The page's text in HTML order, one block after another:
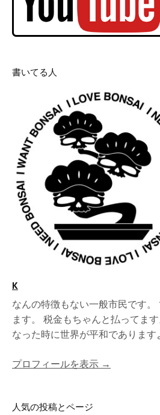
書いてる人
K
なんの特徴もない一般市民です
ます。 税金もちゃんと払ってま
なった時に世界が平和であります
プロフィールを表示 →
人気の投稿とページ